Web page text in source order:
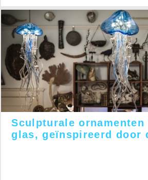
Sculpturale ornamenten
glas, geïnspireerd door